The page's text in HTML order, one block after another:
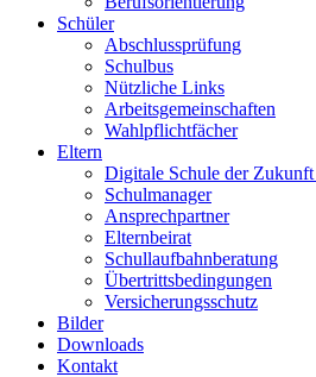
Schüler
Abschlussprüfung
Schulbus
Nützliche Links
Arbeitsgemeinschaften
Wahlpflichtfächer
Eltern
Digitale Schule der
Schulmanager
Ansprechpartner
Elternbeirat
Schullaufbahnberatung
Übertrittsbedingungen
Versicherungsschutz
Bilder
Downloads
Kontakt